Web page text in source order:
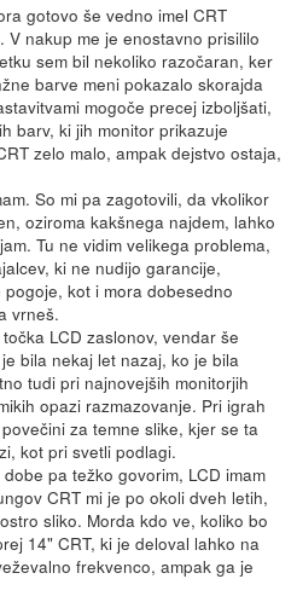
gotovo še vedno imel CRT
V nakup me je enostavno prisililo
sem bil nekoliko razočaran, ker
barve meni pokazalo skorajda
mogoče precej izboljšati,
barv, ki jih monitor prikazuje
zelo malo, ampak dejstvo ostaja,
So mi pa zagotovili, da vkolikor
oziroma kakšnega najdem, lahko
Tu ne vidim velikega problema,
ki ne nudijo garancije,
kot i mora dobesedno
vrneš.
LCD zaslonov, vendar še
bila nekaj let nazaj, ko je bila
tudi pri najnovejših monitorjih
opazi razmazovanje. Pri igrah
za temne slike, kjer se ta
kot pri svetli podlagi.
pa težko govorim, LCD imam
CRT mi je po okoli dveh letih,
sliko. Morda kdo ve, koliko bo
14" CRT, ki je deloval lahko na
frekvenco, ampak ga je